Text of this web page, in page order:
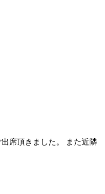
席頂きました。 また近隣